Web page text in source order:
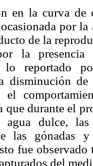
en la curva de
por
de la
la presencia
lo reportado
disminución
el
que durante el
agua dulce,
las gónadas y
fue
del